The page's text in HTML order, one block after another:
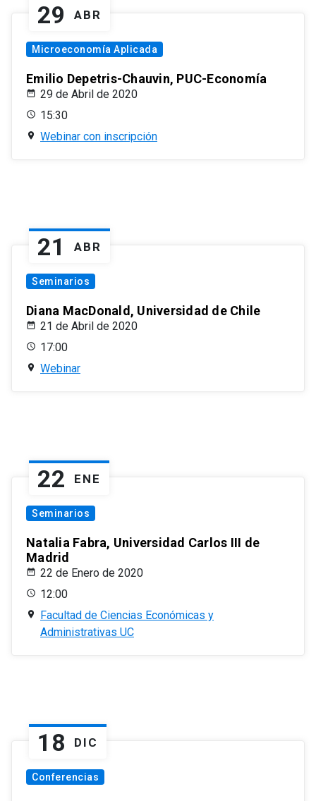
29 ABR
Microeconomía Aplicada
Emilio Depetris-Chauvin, PUC-Economía
29 de Abril de 2020
15:30
Webinar con inscripción
21 ABR
Seminarios
Diana MacDonald, Universidad de Chile
21 de Abril de 2020
17:00
Webinar
22 ENE
Seminarios
Natalia Fabra, Universidad Carlos III de
Madrid
22 de Enero de 2020
12:00
Facultad de Ciencias Económicas y
Administrativas UC
18 DIC
Conferencias